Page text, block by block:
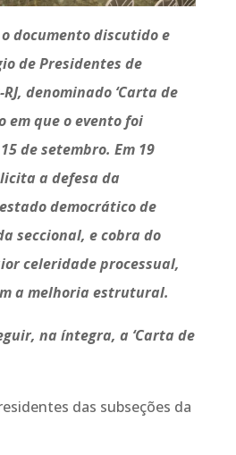
documento discutido e
de Presidentes de
denominado ‘Carta de
em que o evento foi
de setembro. Em 19
a defesa da
democrático de
seccional, e cobra do
celeridade processual,
a melhoria estrutural.
na íntegra, a ‘Carta de
das subseções da